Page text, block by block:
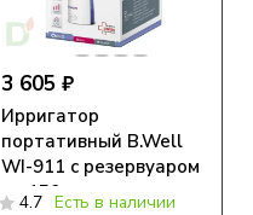
3 605 ₽
Ирригатор
портативный B.Well
WI-911 с резервуаром
на 150 мл
4.7 Есть в наличии